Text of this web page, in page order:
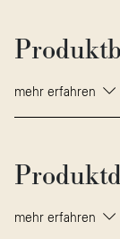
mehr erfahren
mehr erfahren